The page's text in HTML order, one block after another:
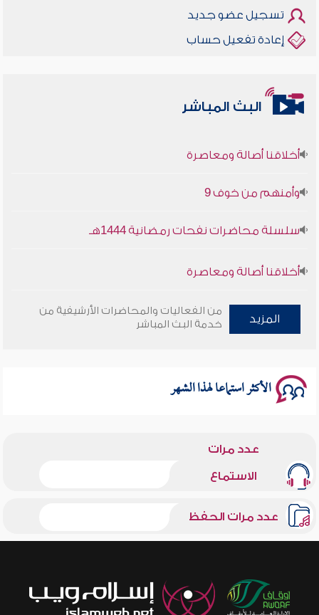
تسجيل عضو جديد
إعادة تفعيل حساب
البث المباشر
سلسلة محاضرات نفحات رمضانية 1444هـ
المزيد
من الفعاليات والمحاضرات الأرشيفية من
خدمة البث المباشر
الأكثر استماعا لهذا الشهر
عدد مرات
الاستماع
عدد مرات الحفظ